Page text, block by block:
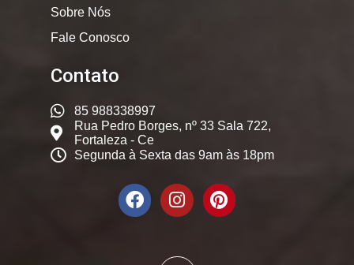
Sobre Nós
Fale Conosco
Contato
85 988338997
Rua Pedro Borges, nº 33 Sala 722,
Fortaleza - Ce
Segunda à Sexta das 9am às 18pm